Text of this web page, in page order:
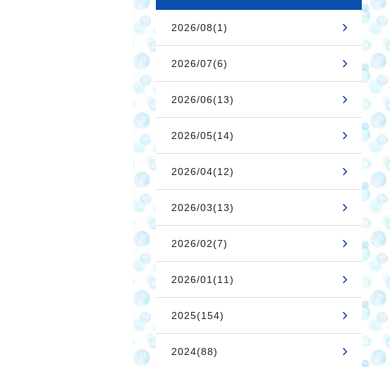
2026/08(1)
2026/07(6)
2026/06(13)
2026/05(14)
2026/04(12)
2026/03(13)
2026/02(7)
2026/01(11)
2025(154)
2024(88)